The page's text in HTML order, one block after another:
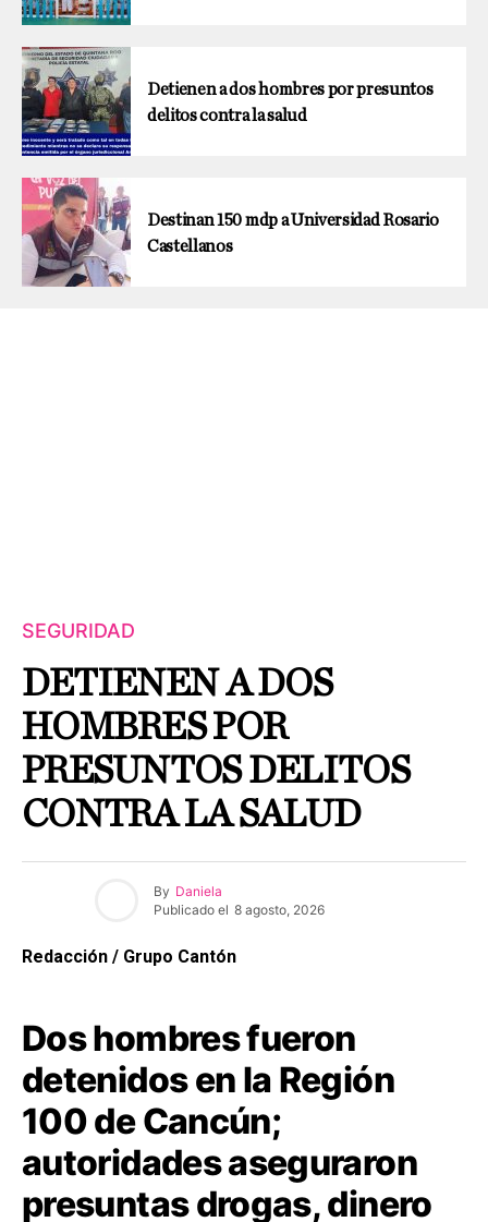
Detienen a dos hombres por presuntos
delitos contra la salud
Destinan 150 mdp a Universidad Rosario
Castellanos
SEGURIDAD
DETIENEN A DOS
HOMBRES POR
PRESUNTOS DELITOS
CONTRA LA SALUD
By Daniela
Publicado el 8 agosto, 2026
Redacción / Grupo Cantón
Dos hombres fueron
detenidos en la Región
100 de Cancún;
autoridades aseguraron
presuntas drogas, dinero